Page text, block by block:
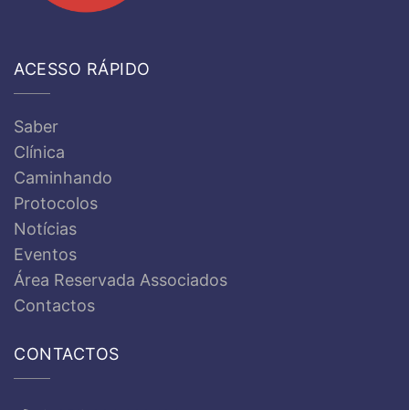
ACESSO RÁPIDO
Saber
Clínica
Caminhando
Protocolos
Notícias
Eventos
Área Reservada Associados
Contactos
CONTACTOS